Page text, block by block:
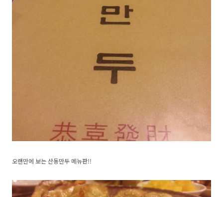
오랜만에 보는 산동만두 메뉴판!!